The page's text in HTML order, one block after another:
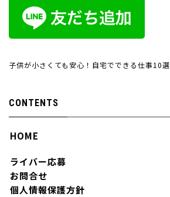
子供が小さくても安心！自宅でできる仕事10選
CONTENTS
HOME
ライバー応募
お問合せ
個人情報保護方針